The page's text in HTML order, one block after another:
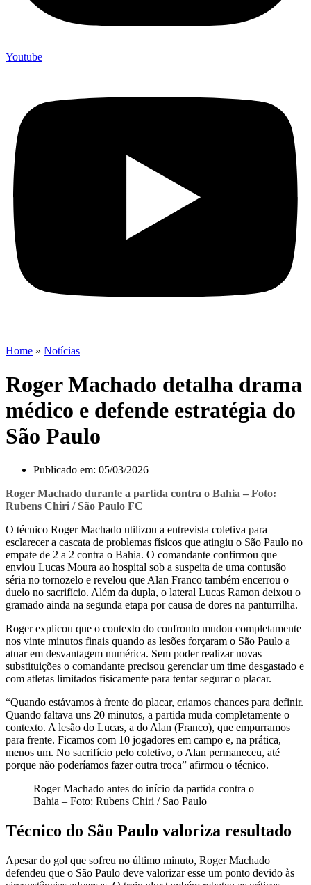
Youtube
Home » Notícias
Roger Machado detalha drama
médico e defende estratégia do
São Paulo
Publicado em: 05/03/2026
Roger Machado durante a partida contra o Bahia – Foto:
Rubens Chiri / São Paulo FC
O técnico Roger Machado utilizou a entrevista coletiva para
esclarecer a cascata de problemas físicos que atingiu o São Paulo no
empate de 2 a 2 contra o Bahia. O comandante confirmou que
enviou Lucas Moura ao hospital sob a suspeita de uma contusão
séria no tornozelo e revelou que Alan Franco também encerrou o
duelo no sacrifício. Além da dupla, o lateral Lucas Ramon deixou o
gramado ainda na segunda etapa por causa de dores na panturrilha.
Roger explicou que o contexto do confronto mudou completamente
nos vinte minutos finais quando as lesões forçaram o São Paulo a
atuar em desvantagem numérica. Sem poder realizar novas
substituições o comandante precisou gerenciar um time desgastado e
com atletas limitados fisicamente para tentar segurar o placar.
“Quando estávamos à frente do placar, criamos chances para definir.
Quando faltava uns 20 minutos, a partida muda completamente o
contexto. A lesão do Lucas, a do Alan (Franco), que empurramos
para frente. Ficamos com 10 jogadores em campo e, na prática,
menos um. No sacrifício pelo coletivo, o Alan permaneceu, até
porque não poderíamos fazer outra troca” afirmou o técnico.
Roger Machado antes do início da partida contra o
Bahia – Foto: Rubens Chiri / Sao Paulo
Técnico do São Paulo valoriza resultado
Apesar do gol que sofreu no último minuto, Roger Machado
defendeu que o São Paulo deve valorizar esse um ponto devido às